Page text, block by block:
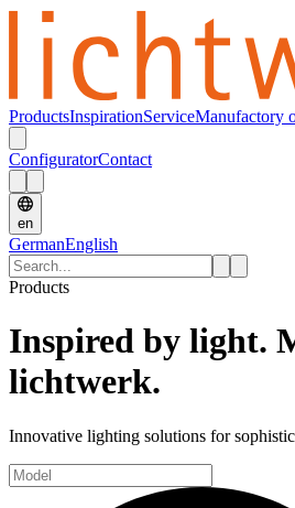
ProductsInspirationServiceManufactory
ConfiguratorContact
en
GermanEnglish
Products
Inspired by light.
lichtwerk.
Innovative lighting solutions for